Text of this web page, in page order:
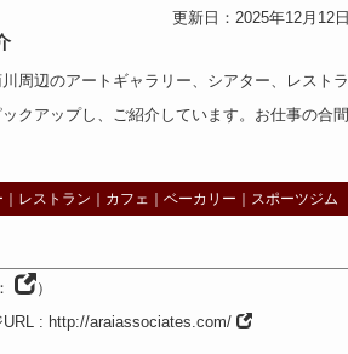
更新日：2025年12月12日
周辺のアートギャラリー、 シアター、
レストラ
クアップし、ご紹介しています。お仕事の合間
レストラン カフェ ベーカリー スポーツジム
）
: http://araiassociates.com/